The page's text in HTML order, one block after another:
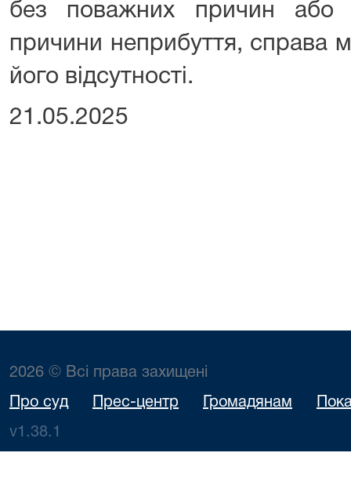
без поважних причин або
причини неприбуття, справа
його відсутності.
21.05.2025
2026 © Всі права захищені
Про суд Прес-центр Громадянам
v1.38.1